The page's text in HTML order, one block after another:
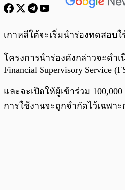
พร้อมเล่น
เกาหลีใต้จะเริ่มนำร่องทดสอบ
โครงการนำร่องดังกล่าวจะดำเ
Financial Supervisory Service
และจะเปิดให้ผู้เข้าร่วม
การใช้งานจะถูกจำกัดไว้เฉพา